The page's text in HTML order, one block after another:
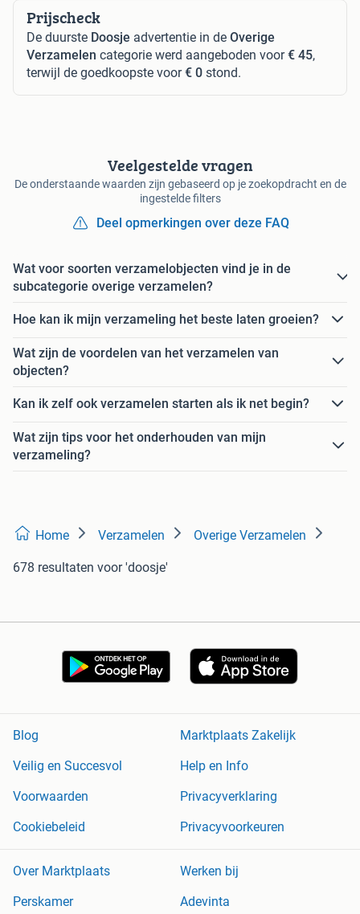
Prijscheck
De duurste Doosje advertentie in de Overige
Verzamelen categorie werd aangeboden voor€ 45,
terwijl de goedkoopste voor€ 0 stond.
Veelgestelde vragen
De onderstaande waarden zijn gebaseerd op je zoekopdracht en de
ingestelde filters
Deel opmerkingen over deze FAQ
Wat voor soorten verzamelobjecten vind je in de
subcategorie overige verzamelen?
Hoe kan ik mijn verzameling het beste laten groeien?
Wat zijn de voordelen van het verzamelen van
objecten?
Kan ik zelf ook verzamelen starten als ik net begin?
Wat zijn tips voor het onderhouden van mijn
verzameling?
Home Verzamelen Overige Verzamelen
678 resultaten voor 'doosje'
Blog
Marktplaats Zakelijk
Veilig en Succesvol
Help en Info
Voorwaarden
Privacyverklaring
Cookiebeleid
Privacyvoorkeuren
Over Marktplaats
Werken bij
Perskamer
Adevinta